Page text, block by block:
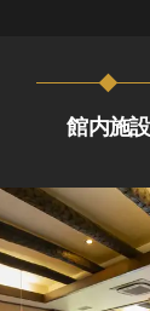
館内施設